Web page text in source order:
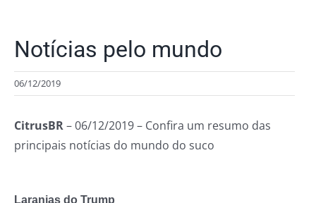
Notícias pelo mundo
06/12/2019
CitrusBR– 06/12/2019 – Confira um resumo das
principais notícias do mundo do suco
Laranjas do Trump